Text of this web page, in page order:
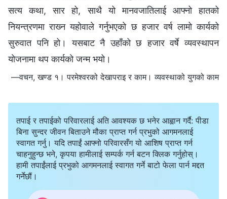
सत्य कथा, सार हो, साथै यो मानवजातिलाई आफ्नो हातको
नियन्त्रणमा राख्‍न यहोवाले गर्नुभएको छ हजार वर्ष लामो कार्यको
सुरुवात पनि हो। यसबाट नै उहाँको छ हजार वर्षे व्यवस्थापन
योजनामा थप कार्यको जन्म भयो।
—वचन, खण्ड १। परमेश्‍वरको देखापराइ र काम। व्यवस्थाको युगको काम
तपाई र तपाईको परिवारलाई अति आवश्यक छ भनेर आह्वान गर्दै: पीडा
बिना सुन्दर जीवन बिताउने मौका प्राप्त गर्न प्रभुको आगमनलाई
स्वागत गर्नु। यदि तपाईं आफ्नो परिवारसँग यो आशिष प्राप्त गर्न
चाहनुहुन्छ भने, कृपया हामीलाई सम्पर्क गर्न बटन क्लिक गर्नुहोस्।
हामी तपाईंलाई प्रभुको आगमनलाई स्वागत गर्ने बाटो फेला पार्न मद्दत
गर्नेछौं।